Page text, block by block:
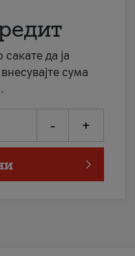
сакате да ја
сума
- +